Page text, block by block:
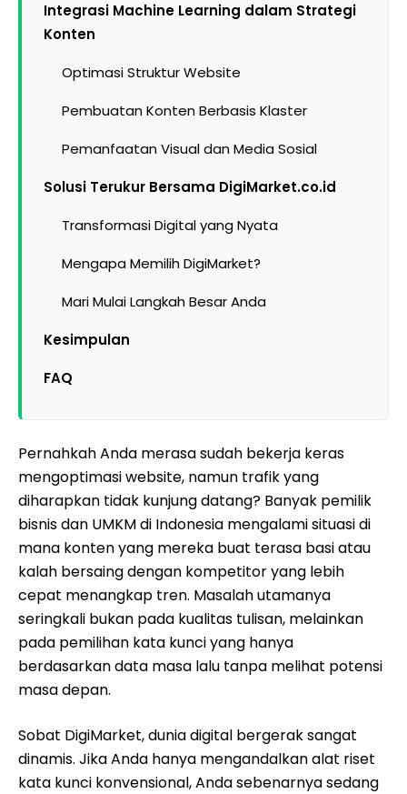
Integrasi Machine Learning dalam Strategi
Konten
Optimasi Struktur Website
Pembuatan Konten Berbasis Klaster
Pemanfaatan Visual dan Media Sosial
Solusi Terukur Bersama DigiMarket.co.id
Transformasi Digital yang Nyata
Mengapa Memilih DigiMarket?
Mari Mulai Langkah Besar Anda
Kesimpulan
FAQ
Pernahkah Anda merasa sudah bekerja keras
mengoptimasi website, namun trafik yang
diharapkan tidak kunjung datang? Banyak pemilik
bisnis dan UMKM di Indonesia mengalami situasi di
mana konten yang mereka buat terasa basi atau
kalah bersaing dengan kompetitor yang lebih
cepat menangkap tren. Masalah utamanya
seringkali bukan pada kualitas tulisan, melainkan
pada pemilihan kata kunci yang hanya
berdasarkan data masa lalu tanpa melihat potensi
masa depan.
Sobat DigiMarket, dunia digital bergerak sangat
dinamis. Jika Anda hanya mengandalkan alat riset
kata kunci konvensional, Anda sebenarnya sedang